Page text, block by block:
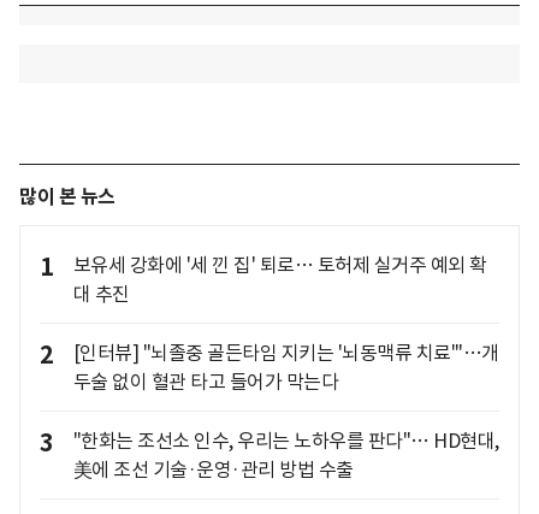
많이 본 뉴스
1
보유세 강화에 '세 낀 집' 퇴로… 토허제 실거주 예외 확
대 추진
2
[인터뷰] "뇌졸중 골든타임 지키는 '뇌동맥류 치료'"…개
두술 없이 혈관 타고 들어가 막는다
3
"한화는 조선소 인수, 우리는 노하우를 판다"… HD현대,
美에 조선 기술·운영·관리 방법 수출